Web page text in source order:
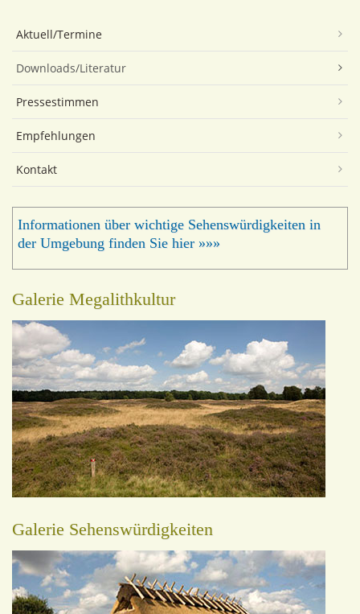
Aktuell/Termine
Downloads/Literatur
Pressestimmen
Empfehlungen
Kontakt
Informationen über wichtige Sehenswürdigkeiten in
der Umgebung finden Sie hier »»»
Galerie Megalithkultur
Galerie Sehenswürdigkeiten